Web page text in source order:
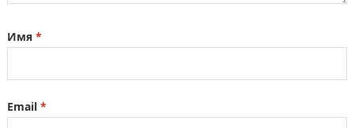
Имя *
Email *